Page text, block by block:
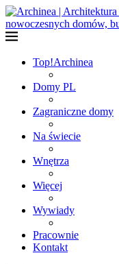
Top!Archinea
Domy PL
Zagraniczne domy
Na świecie
Wnętrza
Więcej
Wywiady
Pracownie
Kontakt